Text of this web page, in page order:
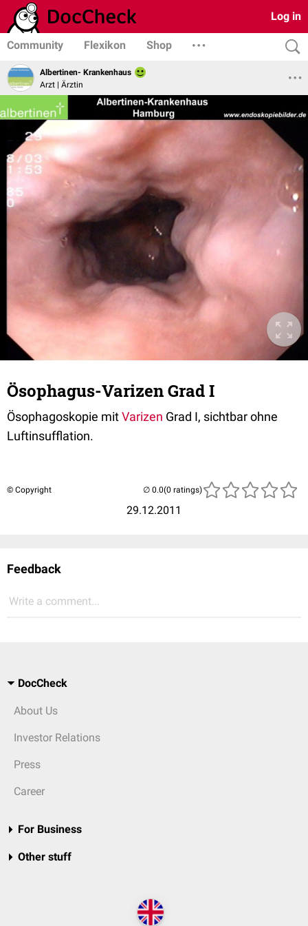
Log in
Community Flexikon Shop
Albertinen- Krankenhaus
Arzt | Ärztin
Ösophagus-Varizen Grad I
Ösophagoskopie mitVarizen Grad I, sichtbar ohne
Luftinsufflation.
© Copyright
29.12.2011
(0 ratings)
Feedback
Write a comment...
DocCheck
About Us
Investor Relations
Press
Career
For Business
Other stuff